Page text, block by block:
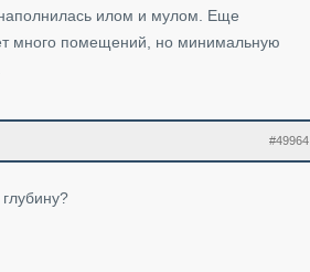
илом и мулом. Еще
много помещений, но минимальную
#49964